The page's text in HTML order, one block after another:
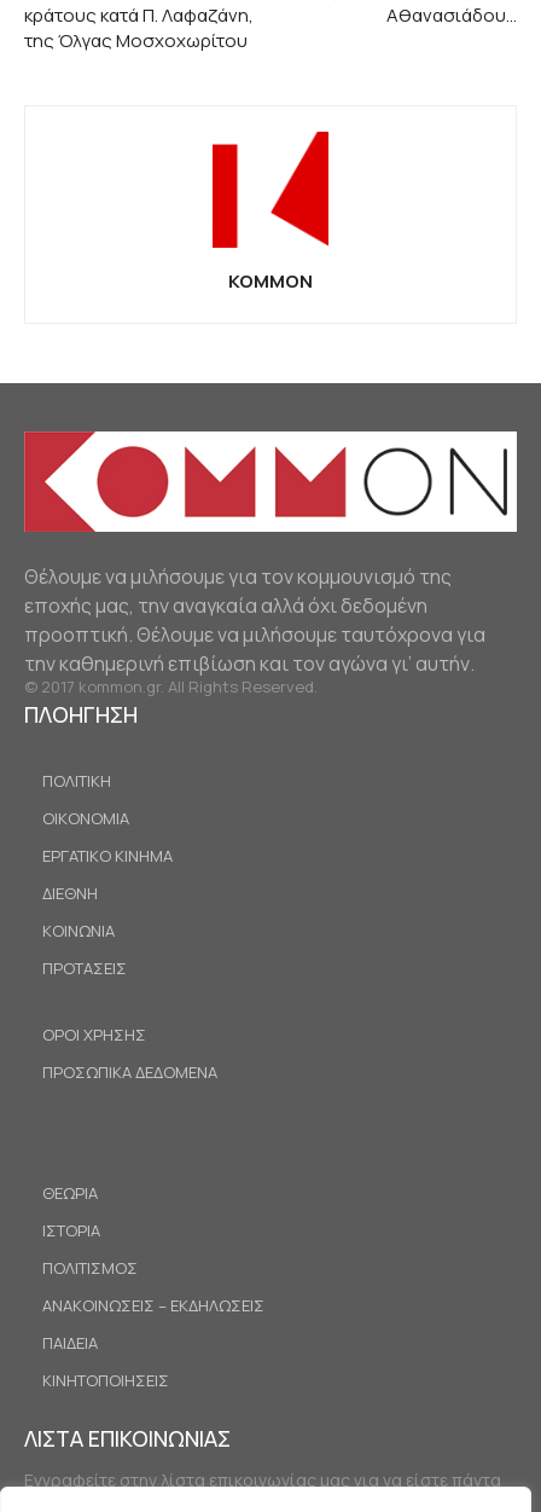
κράτους κατά Π. Λαφαζάνη,
της Όλγας Μοσχοχωρίτου
Αθανασιάδου…
KOMMON
Θέλουμε να μιλήσουμε για τον κομμουνισμό της
εποχής μας, την αναγκαία αλλά όχι δεδομένη
προοπτική. Θέλουμε να μιλήσουμε ταυτόχρονα για
την καθημερινή επιβίωση και τον αγώνα γι’ αυτήν.
© 2017 kommon.gr. All Rights Reserved.
ΠΛΟΗΓΗΣΗ
ΠΟΛΙΤΙΚΗ
ΟΙΚΟΝΟΜΙΑ
ΕΡΓΑΤΙΚΟ ΚΙΝΗΜΑ
ΔΙΕΘΝΗ
ΚΟΙΝΩΝΙΑ
ΠΡΟΤΑΣΕΙΣ
ΟΡΟΙ ΧΡΗΣΗΣ
ΠΡΟΣΩΠΙΚΑ ΔΕΔΟΜΕΝΑ
ΘΕΩΡΙΑ
ΙΣΤΟΡΙΑ
ΠΟΛΙΤΙΣΜΟΣ
ΑΝΑΚΟΙΝΩΣΕΙΣ – ΕΚΔΗΛΩΣΕΙΣ
ΠΑΙΔΕΙΑ
ΚΙΝΗΤΟΠΟΙΗΣΕΙΣ
ΛΙΣΤΑ ΕΠΙΚΟΙΝΩΝΙΑΣ
Εγγραφείτε στην λίστα επικοινωνίας μας για να είστε πάντα